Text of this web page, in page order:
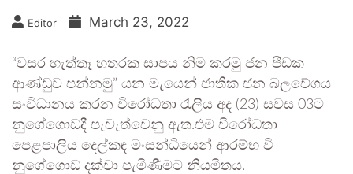
Editor March 23, 2022
“වසර හැත්තෑ හතරක සාපය නිම කරමු ජන පීඩක
ආණ්ඩුව පන්නමු” යන මැයෙන් ජාතික ජන බලවේගය
සංවිධානය කරන විරෝධතා රැලිය අද (23) සවස 03ට
නුගේගොඩදී පැවැත්වෙනු ඇත.එම විරෝධතා
පෙළපාලිය දෙල්කඳ මංසන්ධියෙන් ආරම්භ වී
නුගේගොඩ දක්වා පැමිණීමට නියමිතය.